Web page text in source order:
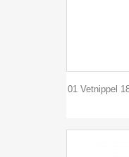
01 Vetnippel